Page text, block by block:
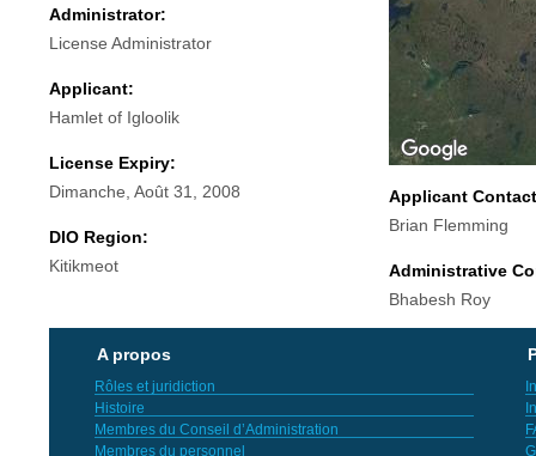
Administrator:
License Administrator
Applicant:
Hamlet of Igloolik
License Expiry:
Dimanche, Août 31, 2008
DIO Region:
Kitikmeot
Applicant
Brian Flemming
Administrative
Bhabesh Roy
A propos
Rôles et juridiction
Histoire
Membres du Conseil d’Administration
Membres du personnel